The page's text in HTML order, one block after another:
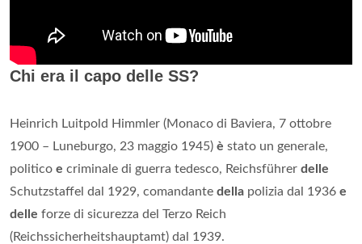
Chi era il capo delle SS?
Heinrich Luitpold Himmler (Monaco di Baviera, 7 ottobre
1900 – Luneburgo, 23 maggio 1945) è stato un generale,
politico e criminale di guerra tedesco, Reichsführer delle
Schutzstaffel dal 1929, comandante della polizia dal 1936 e
delle forze di sicurezza del Terzo Reich
(Reichssicherheitshauptamt) dal 1939.